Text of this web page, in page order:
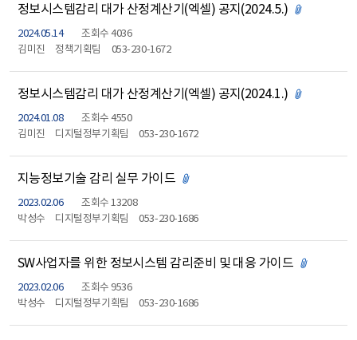
정보시스템감리 대가 산정계산기(엑셀) 공지(2024.5.) 첨부파일 있
2024.05.14
조회수 4036
김미진
정책기획팀 053-230-1672
정보시스템감리 대가 산정계산기(엑셀) 공지(2024.1.) 첨부파일 있
2024.01.08
조회수 4550
김미진
디지털정부기획팀 053-230-1672
지능정보기술 감리 실무 가이드 첨부파일 있음
2023.02.06
조회수 13208
박성수
디지털정부기획팀 053-230-1686
SW사업자를 위한 정보시스템 감리준비 및 대응 가이드 첨부파일
2023.02.06
조회수 9536
박성수
디지털정부기획팀 053-230-1686